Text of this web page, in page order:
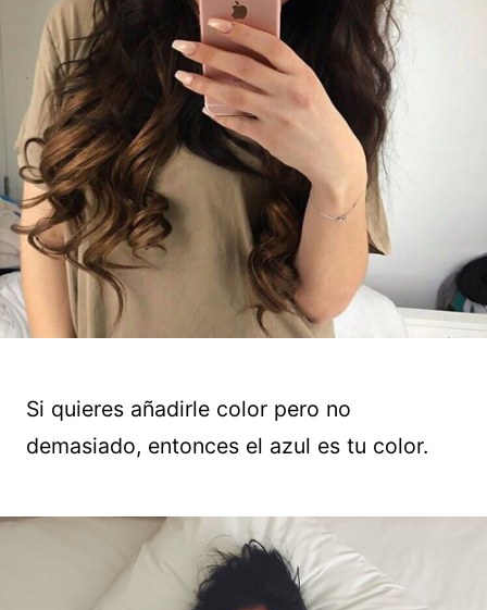
Si quieres añadirle color pero no
demasiado, entonces el azul es tu color.